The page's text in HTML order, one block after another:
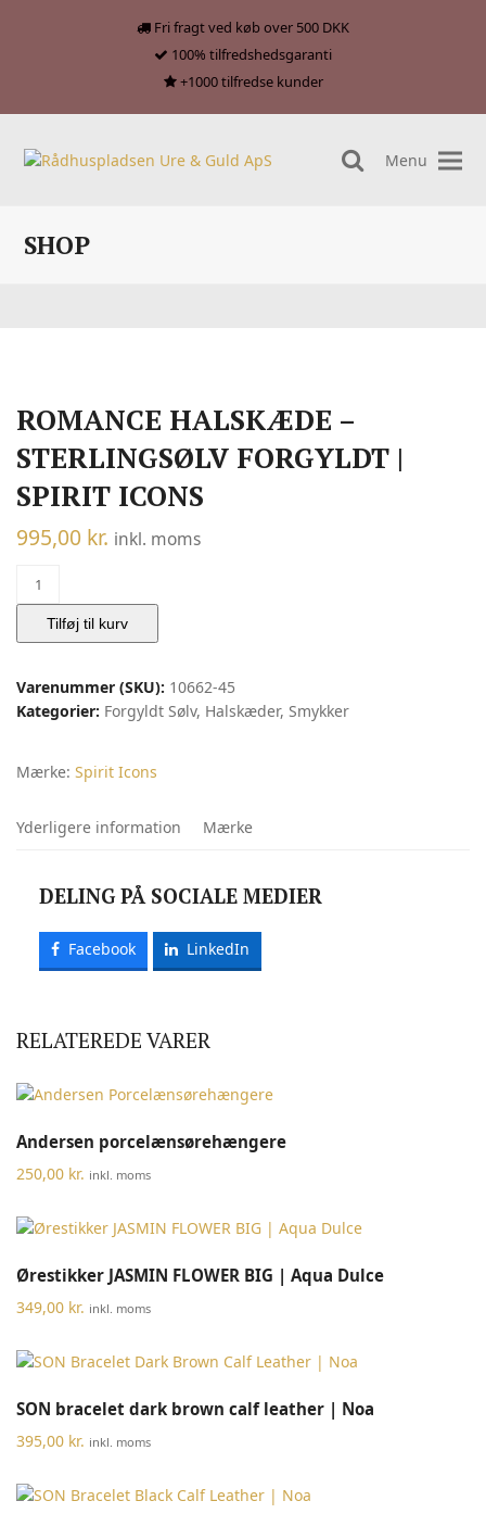
Fri fragt ved køb over 500 DKK
100% tilfredshedsgaranti
+1000 tilfredse kunder
search
Menu
SHOP
ROMANCE HALSKÆDE –
STERLINGSØLV FORGYLDT |
SPIRIT ICONS
995,00 kr. inkl. moms
Romance
halskæde
sterlingsølv
|
Spirit
antal
Tilføj til kurv
Varenummer (SKU): 10662-45
Kategorier: Forgyldt Sølv, Halskæder, Smykker
Mærke: Spirit Icons
Yderligere information Mærke
DELING PÅ SOCIALE MEDIER
Facebook LinkedIn
RELATEREDE VARER
Andersen porcelænsørehængere
250,00 kr. inkl. moms
Ørestikker JASMIN FLOWER BIG | Aqua Dulce
349,00 kr. inkl. moms
SON bracelet dark brown calf leather | Noa
395,00 kr. inkl. moms